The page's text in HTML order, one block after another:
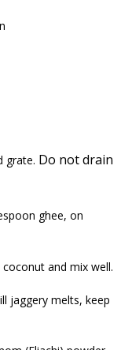
grate. Do not drain
ghee, on
and mix well.
jaggery melts, keep